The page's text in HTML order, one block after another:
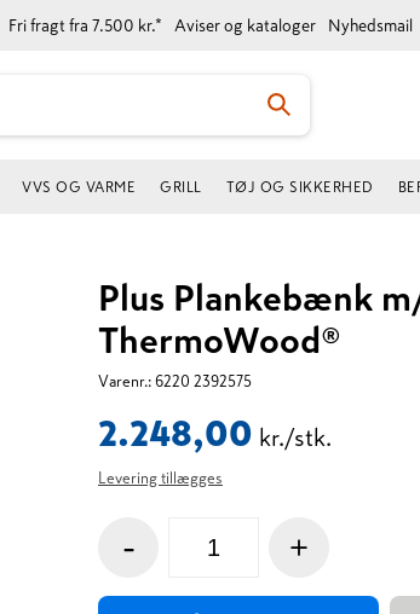
Fri fragt fra 7.500 kr.* Aviser og kataloger Nyhedsmail
VVS OG VARME GRILL TØJ OG SIKKERHED
Plus Plankebænk
ThermoWood®
Varenr.: 6220 2392575
2.248,00 kr./stk.
Levering tillægges
- +